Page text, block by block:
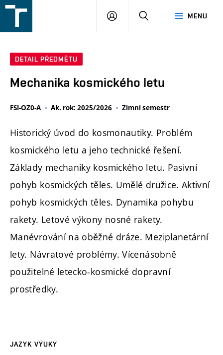
v
MENU
PŘIHLÁŠENÍ
DETAIL PŘEDMĚTU
Mechanika kosmického letu
FSI-OZ0-A Ak. rok: 2025/2026 Zimní semestr
Historický úvod do kosmonautiky. Problém
kosmického letu a jeho technické řešení.
Základy mechaniky kosmického letu. Pasivní
pohyb kosmických těles. Umělé družice. Aktivní
pohyb kosmických těles. Dynamika pohybu
rakety. Letové výkony nosné rakety.
Manévrování na oběžné dráze. Meziplanetární
lety. Návratové problémy. Vícenásobně
použitelné letecko-kosmické dopravní
prostředky.
JAZYK VÝUKY